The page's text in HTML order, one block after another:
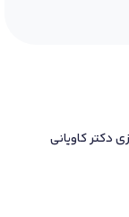
دکتر کاویانی